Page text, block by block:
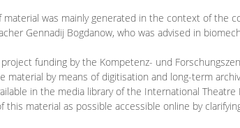
material was mainly generated in the context of the
Gennadij Bogdanow, who was advised in
funding by the Kompetenz- und
material by means of digitisation and long-term
in the media library of the International
this material as possible accessible online by